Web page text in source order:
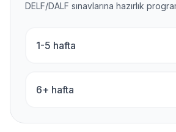
DELF/DALF sınavlarına hazırlık
1-5 hafta
6+ hafta